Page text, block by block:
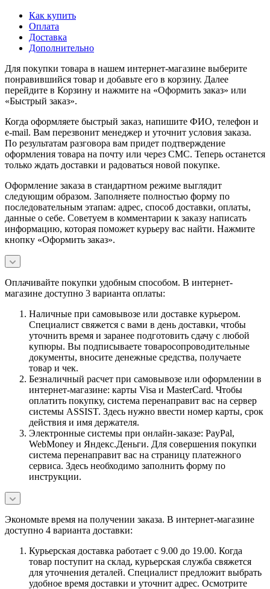
Как купить
Оплата
Доставка
Дополнительно
Для покупки товара в нашем интернет-магазине выберите
понравившийся товар и добавьте его в корзину. Далее
перейдите в Корзину и нажмите на «Оформить заказ» или
«Быстрый заказ».
Когда оформляете быстрый заказ, напишите ФИО, телефон и
e-mail. Вам перезвонит менеджер и уточнит условия заказа.
По результатам разговора вам придет подтверждение
оформления товара на почту или через СМС. Теперь останется
только ждать доставки и радоваться новой покупке.
Оформление заказа в стандартном режиме выглядит
следующим образом. Заполняете полностью форму по
последовательным этапам: адрес, способ доставки, оплаты,
данные о себе. Советуем в комментарии к заказу написать
информацию, которая поможет курьеру вас найти. Нажмите
кнопку «Оформить заказ».
Оплачивайте покупки удобным способом. В интернет-
магазине доступно 3 варианта оплаты:
Наличные при самовывозе или доставке курьером.
Специалист свяжется с вами в день доставки, чтобы
уточнить время и заранее подготовить сдачу с любой
купюры. Вы подписываете товаросопроводительные
документы, вносите денежные средства, получаете
товар и чек.
Безналичный расчет при самовывозе или оформлении в
интернет-магазине: карты Visa и MasterCard. Чтобы
оплатить покупку, система перенаправит вас на сервер
системы ASSIST. Здесь нужно ввести номер карты, срок
действия и имя держателя.
Электронные системы при онлайн-заказе: PayPal,
WebMoney и Яндекс.Деньги. Для совершения покупки
система перенаправит вас на страницу платежного
сервиса. Здесь необходимо заполнить форму по
инструкции.
Экономьте время на получении заказа. В интернет-магазине
доступно 4 варианта доставки:
Курьерская доставка работает с 9.00 до 19.00. Когда
товар поступит на склад, курьерская служба свяжется
для уточнения деталей. Специалист предложит выбрать
удобное время доставки и уточнит адрес. Осмотрите